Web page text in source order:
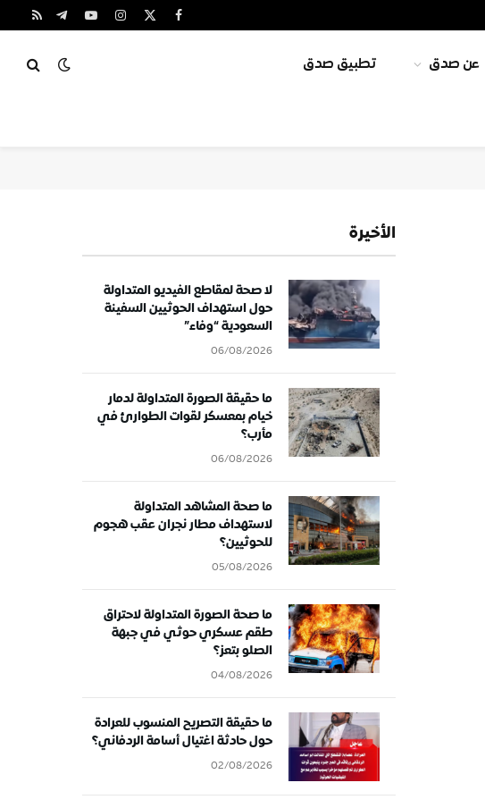
فيسبوك
X
الانستغراميوتيوبتيلقرامRSS
عن صدق تطبيق صدق
الأخيرة
لا صحة لمقاطع الفيديو المتداولة
حول استهداف الحوثيين السفينة
السعودية “وفاء”
06/08/2026
ما حقيقة الصورة المتداولة لدمار
خيام بمعسكر لقوات الطوارئ في
مأرب؟
06/08/2026
ما صحة المشاهد المتداولة
لاستهداف مطار نجران عقب هجوم
للحوثيين؟
05/08/2026
ما صحة الصورة المتداولة لاحتراق
طقم عسكري حوثي في جبهة
الصلو بتعز؟
04/08/2026
ما حقيقة التصريح المنسوب للعرادة
حول حادثة اغتيال أسامة الردفاني؟
02/08/2026